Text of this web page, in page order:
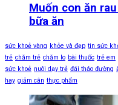
Muốn con ăn
bữa ăn
sức khoẻ vàng khỏe và đẹp tin sức
trẻ chăm trẻ chăm lo bài thuốc trẻ em
sức khoẻ nuôi dạy trẻ đái tháo đường
hay giảm cân thực phẩm